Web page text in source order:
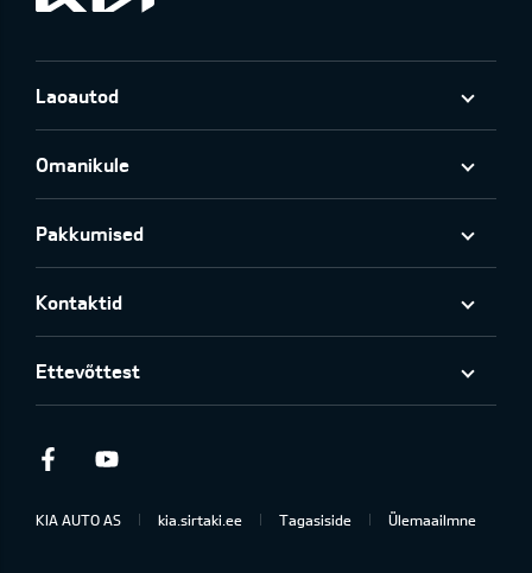
Laoautod
Omanikule
Pakkumised
Kontaktid
Ettevõttest
Facebook
KIA AUTO AS kia.sirtaki.ee Tagasiside Ülemaailmne